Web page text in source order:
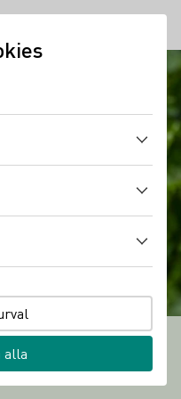
Startsida
alla